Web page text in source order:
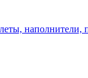
наполнители,